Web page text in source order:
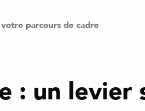
parcours de cadre
: un